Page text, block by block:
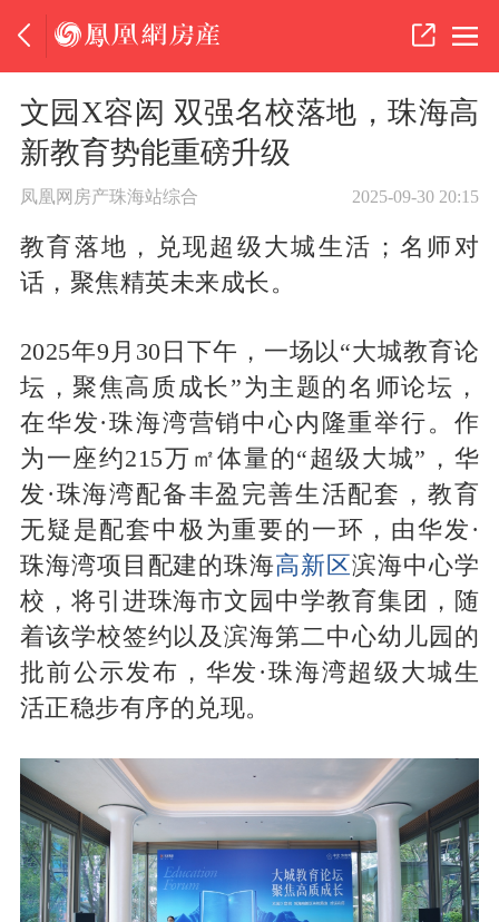
文园X容闳 双强名校落地，珠海高
新教育势能重磅升级
凤凰网房产珠海站综合 2025-09-30 20:15
教育落地，兑现超级大城生活；名师对
话，聚焦精英未来成长。
2025年9月30日下午，一场以“大城教育论
坛，聚焦高质成长”为主题的名师论坛，
在华发·珠海湾营销中心内隆重举行。作
为一座约215万㎡体量的“超级大城”，华
发·珠海湾配备丰盈完善生活配套，教育
无疑是配套中极为重要的一环，由华发·
珠海湾项目配建的珠海高新区滨海中心学
校，将引进珠海市文园中学教育集团，随
着该学校签约以及滨海第二中心幼儿园的
批前公示发布，华发·珠海湾超级大城生
活正稳步有序的兑现。